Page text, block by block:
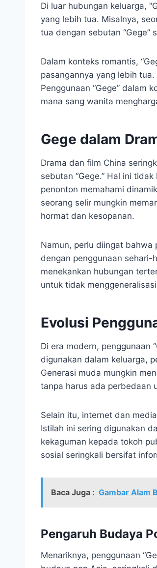
Di luar hubungan keluarga,
yang lebih tua. Misalnya,
tua dengan sebutan “Gege”
Dalam konteks romantis,
pasangannya yang lebih
Penggunaan “Gege” dalam
mana sang wanita
Gege dalam
Drama dan film China
sebutan “Gege.” Hal ini
penonton memahami
seorang selir mungkin
hormat dan kesopanan.
Namun, perlu diingat bahwa
dengan penggunaan sehari-
menekankan hubungan
untuk tidak
Evolusi
Di era modern, penggunaan
digunakan dalam keluarga,
Generasi muda mungkin
tanpa harus ada perbedaan
Selain itu, internet dan
Istilah ini sering digunakan
kekaguman kepada tokoh
sosial seringkali bersifat
Baca Juga : Gambar Alam
Pengaruh Budaya
Menariknya, penggunaan